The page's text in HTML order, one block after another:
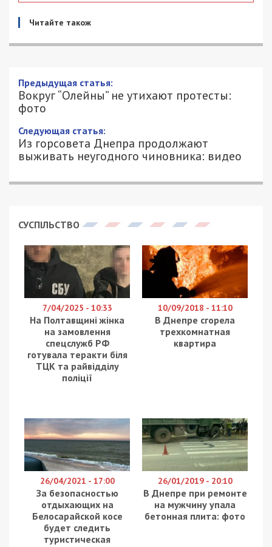
Читайте також
Предыдущая статья:
Вокруг “Олейны” не утихают протесты:
фото
Следующая статья:
Из горсовета Днепра продолжают
выживать неугодного чиновника: видео
СУСПІЛЬСТВО
7/04/2025 - 10:33
На Полтавщині жінка
на замовлення
спецслужб РФ
готувала теракти біля
ТЦК та райвідділу
поліції
10/09/2018 - 11:10
В Днепре сгорела
трехкомнатная
квартира
26/04/2021 - 17:00
За безопасностью
отдыхающих на
Белосарайской косе
будет следить
туристическая
26/01/2019 - 20:10
В Днепре при ремонте
на мужчину упала
бетонная плита: фото